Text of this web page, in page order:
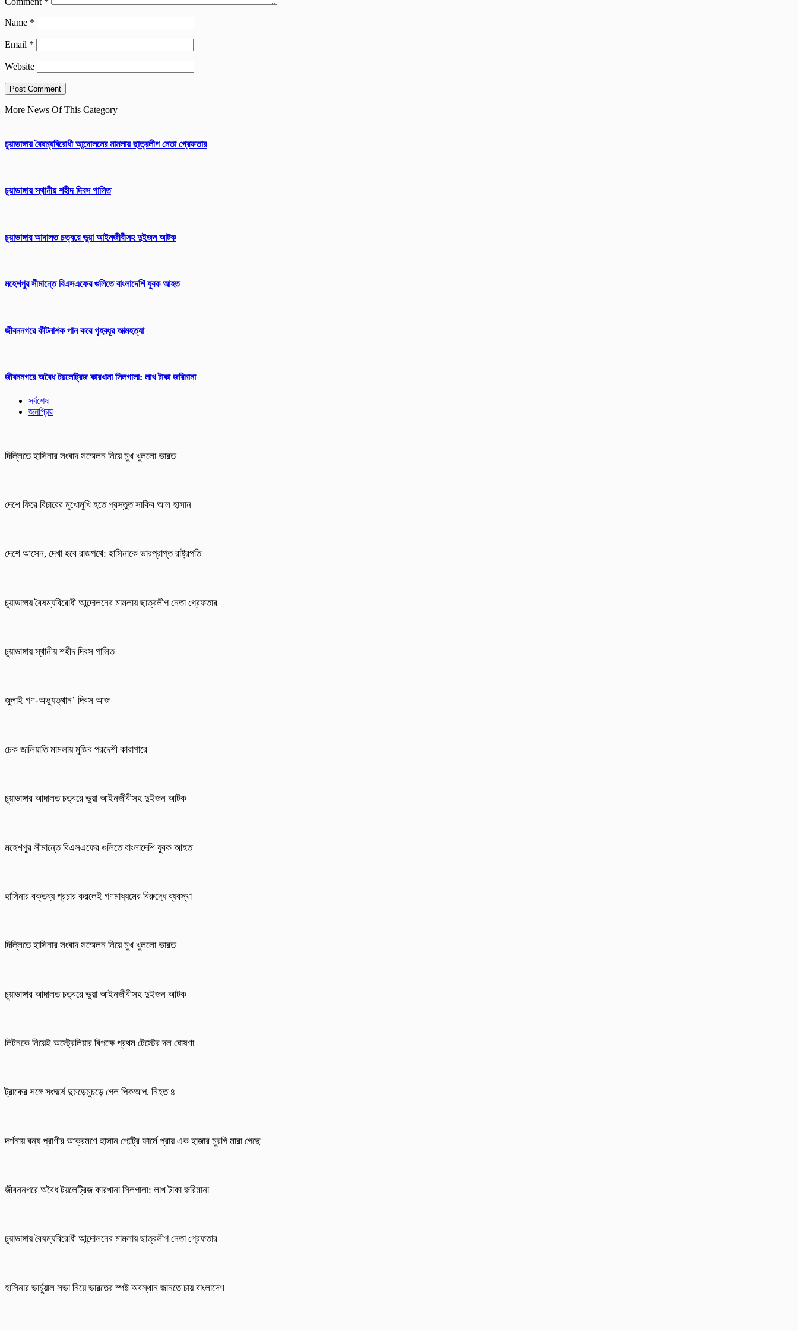
Name *
Email *
Website
More News Of This Category
চুয়াডাঙ্গায় বৈষম্যবিরোধী আন্দোলনের মামলায় ছাত্রলীগ নেতা গ্রেফতার
চুয়াডাঙ্গায় স্থানীয় শহীদ দিবস পা‌লিত
চুয়াডাঙ্গার আদালত চত্বরে ভুয়া আইনজীবীসহ দুইজন আটক
মহেশপুর সীমান্তে বিএসএফের গুলিতে বাংলাদেশি যুবক আহত
জীবননগরে কীটনাশক পান করে গৃহবধূর আত্মহত্যা
জীবননগরে অবৈধ টয়লেট্রিজ কারখানা সিলগালা: লাখ টাকা জরিমানা
সর্বশেষ
জনপ্রিয়
দিল্লিতে হাসিনার সংবাদ সম্মেলন নিয়ে মুখ খুললো ভারত
দেশে ফিরে বিচারের মুখোমুখি হতে প্রস্তুত সাকিব আল হাসান
দেশে আসেন, দেখা হবে রাজপথে: হাসিনাকে ভারপ্রাপ্ত রাষ্ট্রপতি
চুয়াডাঙ্গায় বৈষম্যবিরোধী আন্দোলনের মামলায় ছাত্রলীগ নেতা গ্রেফতার
চুয়াডাঙ্গায় স্থানীয় শহীদ দিবস পা‌লিত
জুলাই গণ-অভ্যুত্থান’ দিবস আজ
চেক জালিয়াতি মামলায় মুজিব পরদেশী কারাগারে
চুয়াডাঙ্গার আদালত চত্বরে ভুয়া আইনজীবীসহ দুইজন আটক
মহেশপুর সীমান্তে বিএসএফের গুলিতে বাংলাদেশি যুবক আহত
হাসিনার বক্তব্য প্রচার করলেই গণমাধ্যমের বিরুদ্ধে ব্যবস্থা
দিল্লিতে হাসিনার সংবাদ সম্মেলন নিয়ে মুখ খুললো ভারত
চুয়াডাঙ্গার আদালত চত্বরে ভুয়া আইনজীবীসহ দুইজন আটক
লিটনকে নিয়েই অস্ট্রেলিয়ার বিপক্ষে প্রথম টেস্টের দল ঘোষণা
ট্রাকের সঙ্গে সংঘর্ষে দুমড়েমুচড়ে গেল পিকআপ, নিহত ৪
দর্শনায় বন্য প্রাণীর আক্রমণে হাসান পোল্ট্রি ফার্মে প্রায় এক হাজার মুরগি মারা গেছে
জীবননগরে অবৈধ টয়লেট্রিজ কারখানা সিলগালা: লাখ টাকা জরিমানা
চুয়াডাঙ্গায় বৈষম্যবিরোধী আন্দোলনের মামলায় ছাত্রলীগ নেতা গ্রেফতার
হাসিনার ভার্চুয়াল সভা নিয়ে ভারতের স্পষ্ট অবস্থান জানতে চায় বাংলাদেশ